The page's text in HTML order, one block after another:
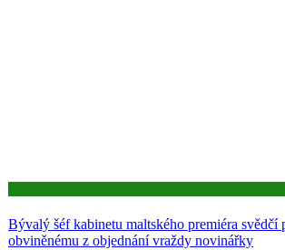
Bývalý šéf kabinetu maltského premiéra svědčí
obviněnému z objednání vraždy novinářky